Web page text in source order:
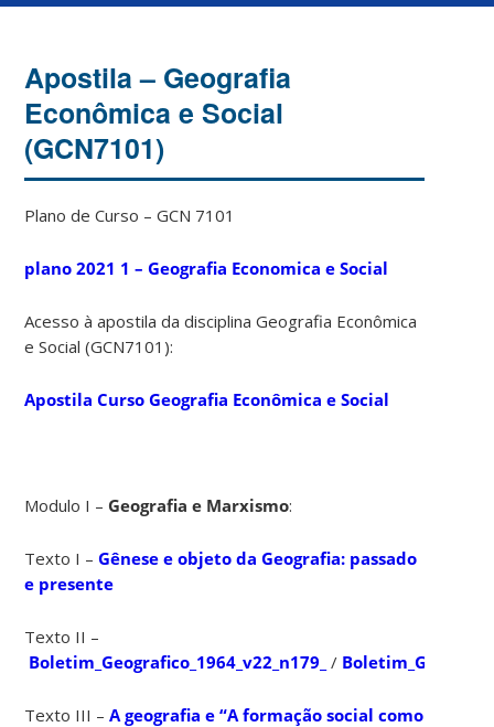
Apostila – Geografia
Econômica e Social
(GCN7101)
Plano de Curso – GCN 7101
plano 2021 1 – Geografia Economica e Social
Acesso à apostila da disciplina Geografia Econômica
e Social (GCN7101):
Apostila Curso Geografia Econômica e Social
Modulo I – Geografia e Marxismo:
Texto I –Gênese e objeto da Geografia: passado
e presente
Texto II –
Boletim_Geografico_1964_v22_n179_ /
Texto III –A geografia e “A formação social como